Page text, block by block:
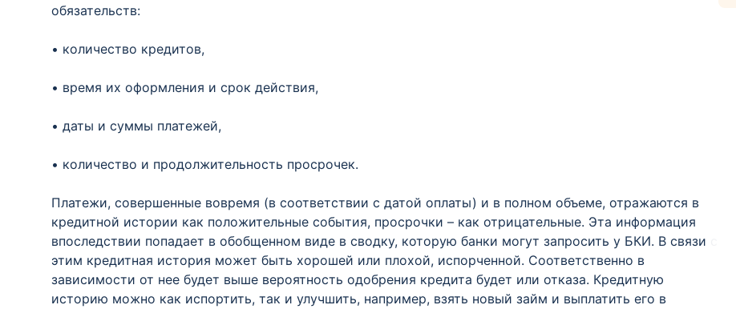
обязательств:
• количество кредитов,
• время их оформления и срок действия,
• даты и суммы платежей,
• количество и продолжительность просрочек.
Платежи, совершенные вовремя (в соответствии с датой оплаты) и в полном объеме, отражаются в
кредитной истории как положительные события, просрочки – как отрицательные. Эта информация
впоследствии попадает в обобщенном виде в сводку, которую банки могут запросить у БКИ. В связи с
этим кредитная история может быть хорошей или плохой, испорченной. Соответственно в
зависимости от нее будет выше вероятность одобрения кредита будет или отказа. Кредитную
историю можно как испортить, так и улучшить, например, взять новый займ и выплатить его в